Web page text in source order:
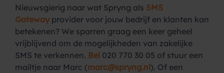
Nieuwsgierig naar wat Spryng als SMS
Gatewayprovider voor jouw bedrijf en klanten kan
betekenen? We sparren graag een keer geheel
vrijblijvend om de mogelijkheden van zakelijke
SMS te verkennen. Bel 020 770 30 05 of stuur een
mailtje naar Marc (marc@spryng.nl ). Of een